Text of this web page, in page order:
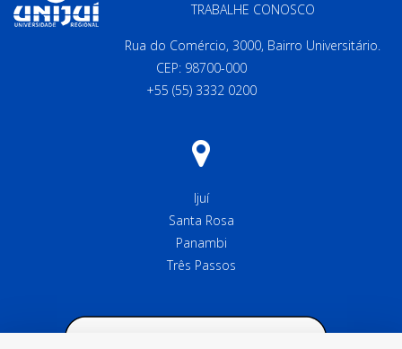
TRABALHE CONOSCO
Rua do Comércio, 3000, Bairro Universitário.
CEP: 98700-000
+55 (55) 3332 0200
Ijuí
Santa Rosa
Panambi
Três Passos